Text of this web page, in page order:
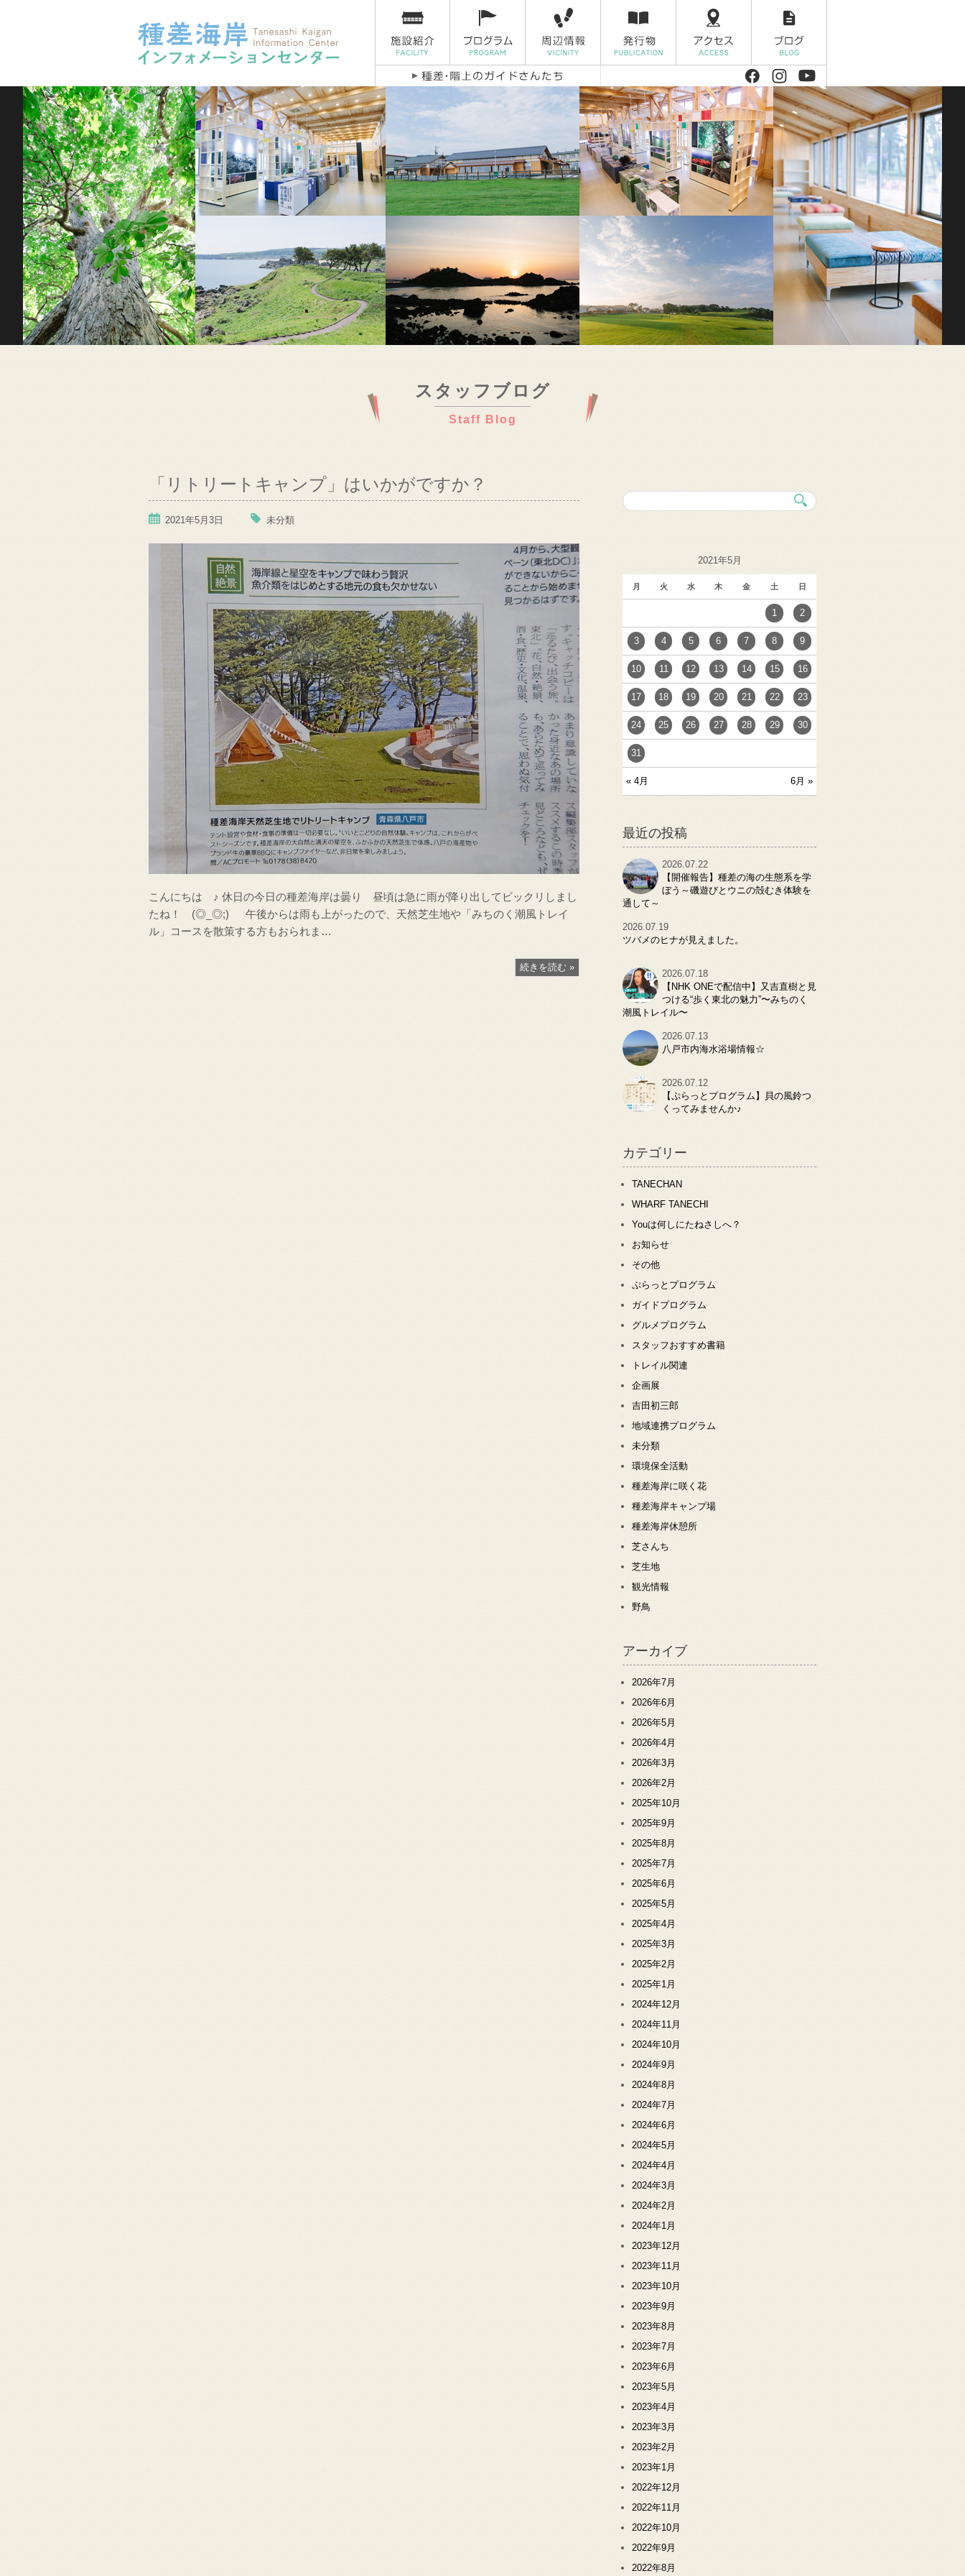
スタッフブログ
Staff Blog
「リトリートキャンプ」はいかがですか？
2021年5月3日 未分類
こんにちは ♪ 休日の今日の種差海岸は曇り 昼頃は急に雨が降り出してビックリしまし
たね！ (◎_◎;) 午後からは雨も上がったので、天然芝生地や「みちのく潮風トレイ
ル」コースを散策する方もおられま…
続きを読む »
2021年5月
月 火 水 木 金 土 日
« 4月 6月 »
1 2
3 4 5 6 7 8 9
10 11 12 13 14 15 16
17 18 19 20 21 22 23
24 25 26 27 28 29 30
31
最近の投稿
2026.07.22
【開催報告】種差の海の生態系を学
ぼう～磯遊びとウニの殻むき体験を
通して～
2026.07.19
ツバメのヒナが見えました。
2026.07.18
【NHK ONEで配信中】又吉直樹と見
つける“歩く東北の魅力”〜みちのく
潮風トレイル〜
2026.07.13
八戸市内海水浴場情報☆
2026.07.12
【ぷらっとプログラム】貝の風鈴つ
くってみませんか♪
カテゴリー
TANECHAN
WHARF TANECHI
Youは何しにたねさしへ？
お知らせ
その他
ぷらっとプログラム
ガイドプログラム
グルメプログラム
スタッフおすすめ書籍
トレイル関連
企画展
吉田初三郎
地域連携プログラム
未分類
環境保全活動
種差海岸に咲く花
種差海岸キャンプ場
種差海岸休憩所
芝さんち
芝生地
観光情報
野鳥
アーカイブ
2026年7月
2026年6月
2026年5月
2026年4月
2026年3月
2026年2月
2025年10月
2025年9月
2025年8月
2025年7月
2025年6月
2025年5月
2025年4月
2025年3月
2025年2月
2025年1月
2024年12月
2024年11月
2024年10月
2024年9月
2024年8月
2024年7月
2024年6月
2024年5月
2024年4月
2024年3月
2024年2月
2024年1月
2023年12月
2023年11月
2023年10月
2023年9月
2023年8月
2023年7月
2023年6月
2023年5月
2023年4月
2023年3月
2023年2月
2023年1月
2022年12月
2022年11月
2022年10月
2022年9月
2022年8月